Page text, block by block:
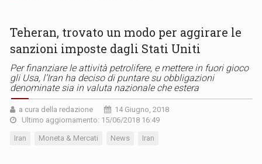
Teheran, trovato un modo per aggirare le
sanzioni imposte dagli Stati Uniti
Per finanziare le attività petrolifere, e mettere in fuori gioco
gli Usa, l’Iran ha deciso di puntare su obbligazioni
denominate sia in valuta nazionale che estera
a cura della redazione
14 Giugno, 2018
Ultimo aggiornamento: 15/06/2018 16:49
Iran Moneta & Mercati News Iran